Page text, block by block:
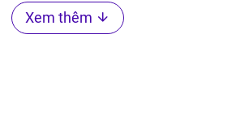
Xem thêm